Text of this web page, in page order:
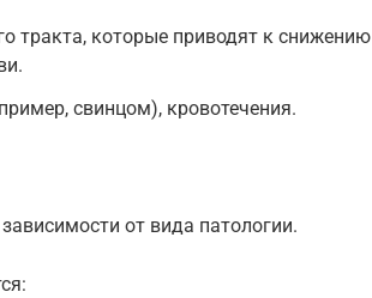
тракта, которые приводят к снижению
свинцом), кровотечения.
от вида патологии.